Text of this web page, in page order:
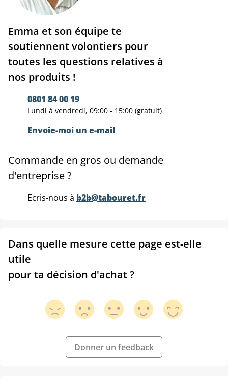
Emma et son équipe te
soutiennent volontiers pour
toutes les questions relatives à
nos produits !
0801 84 00 19
Lundi à vendredi, 09:00 - 15:00 (gratuit)
Envoie-moi un e-mail
Commande en gros ou demande
d'entreprise ?
Ecris-nous à b2b@tabouret.fr
Dans quelle mesure cette page est-elle
utile
pour ta décision d'achat ?
Donner un feedback